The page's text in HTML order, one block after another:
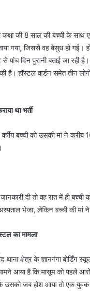
कक्षा की 8 साल की बच्ची के
गया, जिससे वह बेसुध हो
से पांच दिन पुरानी बताई जा
हॉस्टल वार्डन समेत तीन
था भर्ती
बच्ची को उसकी मां ने
जानकारी दी तो वह रात में ही
भेजा, लेकिन बच्ची की मां
का मामला
क्षेत्र के ज्ञानगंगा
आया है कि मासूम को पहले
कि उसको जब होश आया तो एक